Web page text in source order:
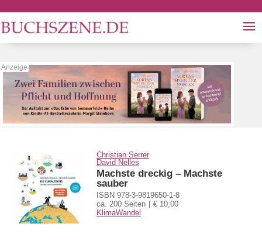
Christian Serrer
David Nelles
Machste dreckig – Machste
sauber
ISBN 978-3-9819650-1-8
ca. 200 Seiten
€ 10,00
KlimaWandel